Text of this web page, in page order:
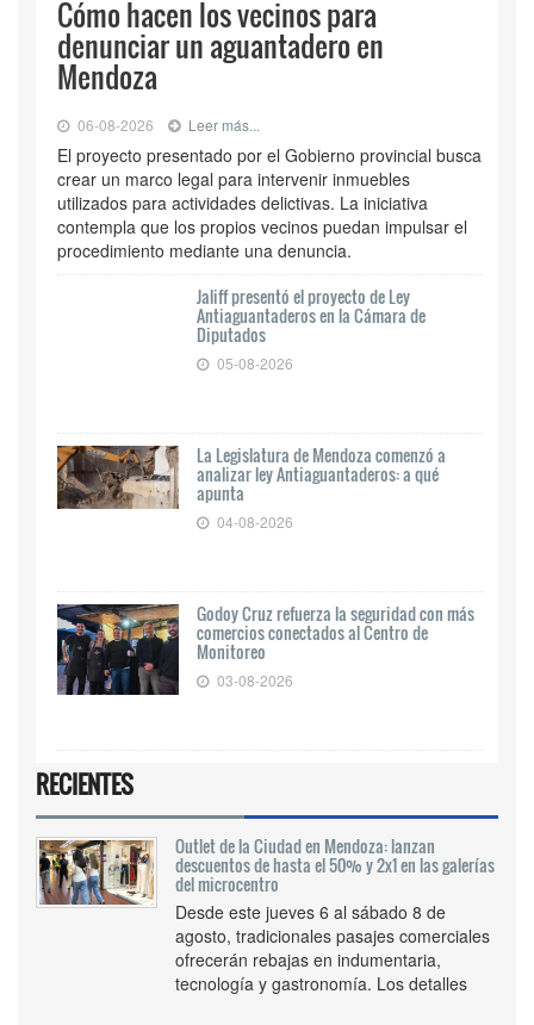
Cómo hacen los vecinos para
denunciar un aguantadero en
Mendoza
06-08-2026 Leer más...
El proyecto presentado por el Gobierno provincial busca
crear un marco legal para intervenir inmuebles
utilizados para actividades delictivas. La iniciativa
contempla que los propios vecinos puedan impulsar el
procedimiento mediante una denuncia.
Jaliff presentó el proyecto de Ley
Antiaguantaderos en la Cámara de
Diputados
05-08-2026
La Legislatura de Mendoza comenzó a
analizar ley Antiaguantaderos: a qué
apunta
04-08-2026
Godoy Cruz refuerza la seguridad con más
comercios conectados al Centro de
Monitoreo
03-08-2026
RECIENTES
Outlet de la Ciudad en Mendoza: lanzan
descuentos de hasta el 50% y 2x1 en las galerías
del microcentro
Desde este jueves 6 al sábado 8 de
agosto, tradicionales pasajes comerciales
ofrecerán rebajas en indumentaria,
tecnología y gastronomía. Los detalles